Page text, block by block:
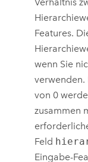
Features.
wenn Sie
verwenden.
von 0
zusammen
Feld
Eingabe-